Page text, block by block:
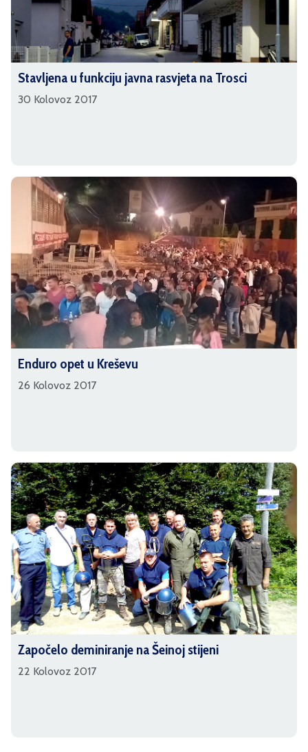
Stavljena u funkciju javna rasvjeta na Trosci
30 Kolovoz 2017
Enduro opet u Kreševu
26 Kolovoz 2017
Započelo deminiranje na Šeinoj stijeni
22 Kolovoz 2017